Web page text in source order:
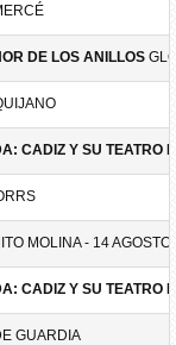
DE LOS ANILLOS
CADIZ Y SU TEATRO
MOLINA - 14 AGOSTO
CADIZ Y SU TEATRO
GUARDIA